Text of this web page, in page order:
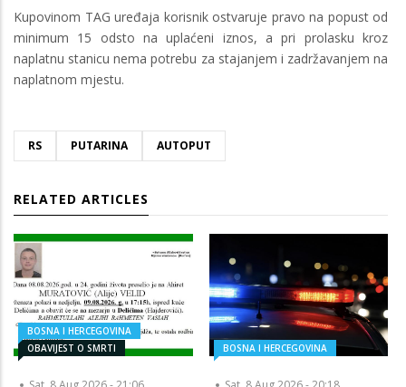
Kupovinom TAG uređaja korisnik ostvaruje pravo na popust od
minimum 15 odsto na uplaćeni iznos, a pri prolasku kroz
naplatnu stanicu nema potrebu za stajanjem i zadržavanjem na
naplatnom mjestu.
RS PUTARINA AUTOPUT
RELATED ARTICLES
BOSNA I HERCEGOVINA
OBAVIJEST O SMRTI
BOSNA I HERCEGOVINA